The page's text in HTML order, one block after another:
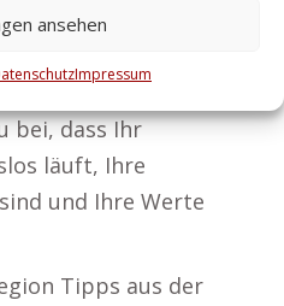
ansehen
Impressum
Gebäudesicherung
als Grundlage. Unsere
bei, dass Ihr
läuft, Ihre
und Ihre Werte
Tipps aus der